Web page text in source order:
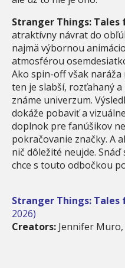
Stranger Things: Tales
atraktívny návrat do
najmä výbornou
atmosférou
Ako spin-off však
ten je slabší, rozťahaný
známe univerzum.
dokáže pobaviť a
doplnok pre fanúšikov
pokračovanie značky. A
nič dôležité neujde.
chce s touto odbočkou
Stranger Things: Tales
2026)
Creators: Jennifer